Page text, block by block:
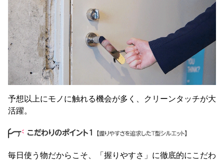
予想以上にモノに触れる機会が多く、クリーンタッチが大
活躍。
毎日使う物だからこそ、「握りやすさ」に徹底的にこだわ